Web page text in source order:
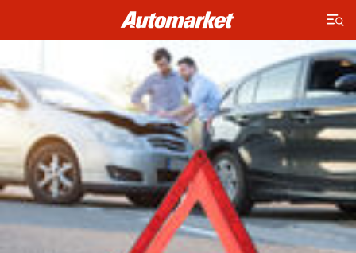
×